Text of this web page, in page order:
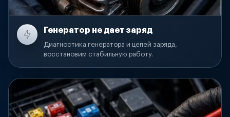
Генератор не дает заряд
Диагностика генератора и цепей заряда,
восстановим стабильную работу.